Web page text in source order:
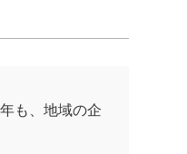
も、地域の企